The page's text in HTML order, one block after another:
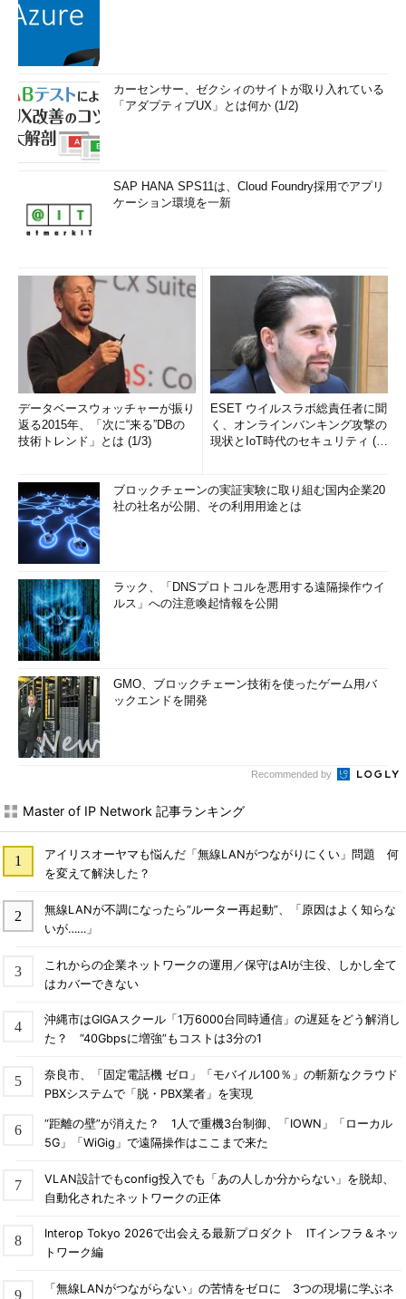
カーセンサー、ゼクシィのサイトが取り入れている
「アダプティブUX」とは何か (1/2)
SAP HANA SPS11は、Cloud Foundry採用でアプリ
ケーション環境を一新
データベースウォッチャーが振り
返る2015年、「次に“来る”DBの
技術トレンド」とは (1/3)
ESET ウイルスラボ総責任者に聞
く、オンラインバンキング攻撃の
現状とIoT時代のセキュリティ (1/
ブロックチェーンの実証実験に取り組む国内企業20
社の社名が公開、その利用用途とは
ラック、「DNSプロトコルを悪用する遠隔操作ウイ
ルス」への注意喚起情報を公開
GMO、ブロックチェーン技術を使ったゲーム用バ
ックエンドを開発
Recommended by
Master of IP Network 記事ランキング
アイリスオーヤマも悩んだ「無線LANがつながりにくい」問題 何
を変えて解決した？
無線LANが不調になったら“ルーター再起動”、「原因はよく知らな
いが……」
これからの企業ネットワークの運用／保守はAIが主役、しかし全て
はカバーできない
沖縄市はGIGAスクール「1万6000台同時通信」の遅延をどう解消し
た？ “40Gbpsに増強”もコストは3分の1
奈良市、「固定電話機 ゼロ」「モバイル100％」の斬新なクラウド
PBXシステムで「脱・PBX業者」を実現
“距離の壁”が消えた？ 1人で重機3台制御、「IOWN」「ローカル
5G」「WiGig」で遠隔操作はここまで来た
VLAN設計でもconfig投入でも「あの人しか分からない」を脱却、
自動化されたネットワークの正体
Interop Tokyo 2026で出会える最新プロダクト ITインフラ＆ネッ
トワーク編
「無線LANがつながらない」の苦情をゼロに 3つの現場に学ぶネ